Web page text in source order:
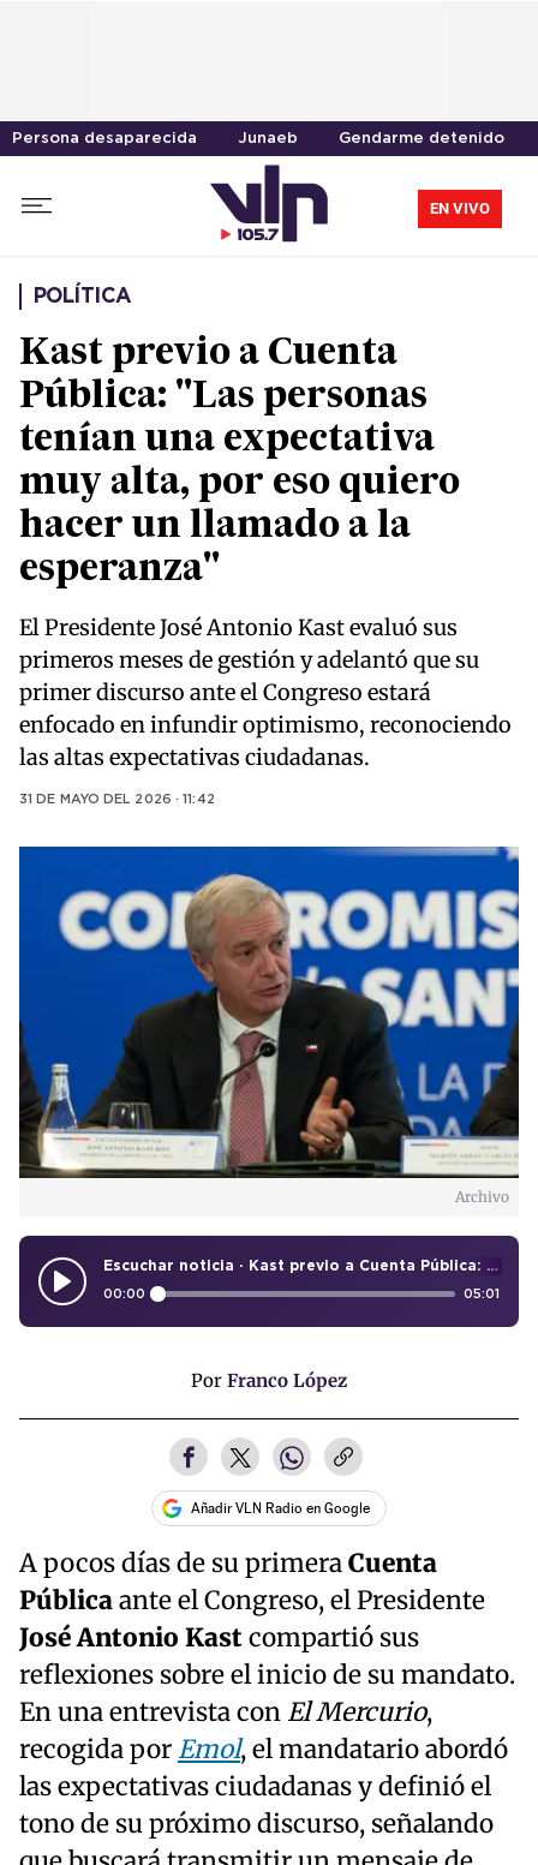
Persona desaparecida Junaeb Gendarme detenido
EN VIVO
POLÍTICA
Kast previo a Cuenta
Pública: "Las personas
tenían una expectativa
muy alta, por eso quiero
hacer un llamado a la
esperanza"
El Presidente José Antonio Kast evaluó sus
primeros meses de gestión y adelantó que su
primer discurso ante el Congreso estará
enfocado en infundir optimismo, reconociendo
las altas expectativas ciudadanas.
31 DE MAYO DEL 2026 · 11:42
Archivo
Escuchar noticia · Kast previo a Cuenta Pública: "Las personas tenían una expectativa muy alta, por eso quiero hacer un llamado a la esperanza"
00:00 05:01
Por Franco López
Añadir VLN Radio en Google
A pocos días de su primeraCuenta
Públicaante el Congreso, el Presidente
José Antonio Kast compartió sus
reflexiones sobre el inicio de su mandato.
En una entrevista con El Mercurio,
recogida por Emol, el mandatario abordó
las expectativas ciudadanas y definió el
tono de su próximo discurso, señalando